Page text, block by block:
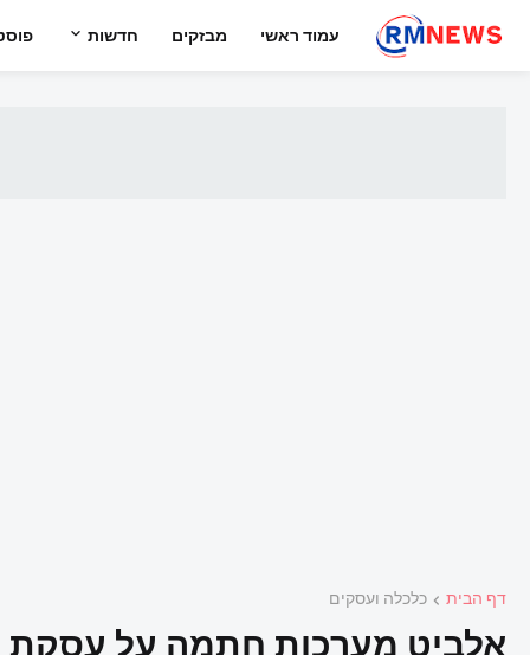
עמוד ראשי מבזקים חדשות
דף הבית כלכלה ועסקים